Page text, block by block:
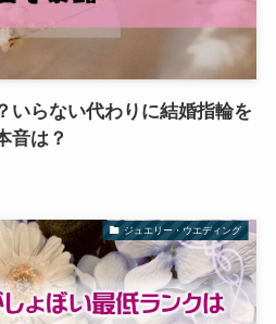
いらない代わりに結婚指輪を
音は？
ジュエリー・ウエディング